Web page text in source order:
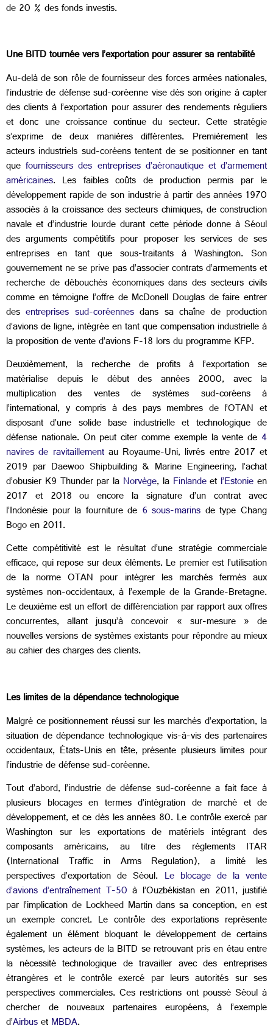
de 20 % des fonds investis.
Une BITD tournée vers l’exportation pour assurer sa rentabilité
Au-delà de son rôle de fournisseur des forces armées nationales,
l’industrie de défense sud-coréenne vise dès son origine à capter
des clients à l’exportation pour assurer des rendements réguliers
et donc une croissance continue du secteur. Cette stratégie
s’exprime de deux manières différentes. Premièrement les
acteurs industriels sud-coréens tentent de se positionner en tant
quefournisseurs des entreprises d’aéronautique et d’armement
américaines. Les faibles coûts de production permis par le
développement rapide de son industrie à partir des années 1970
associés à la croissance des secteurs chimiques, de construction
navale et d’industrie lourde durant cette période donne à Séoul
des arguments compétitifs pour proposer les services de ses
entreprises en tant que sous-traitants à Washington. Son
gouvernement ne se prive pas d’associer contrats d’armements et
recherche de débouchés économiques dans des secteurs civils
comme en témoigne l’offre de McDonell Douglas de faire entrer
desentreprises sud-coréennesdans sa chaîne de production
d’avions de ligne, intégrée en tant que compensation industrielle à
la proposition de vente d’avions F-18 lors du programme KFP.
Deuxièmement, la recherche de profits à l’exportation se
matérialise depuis le début des années 2000, avec la
multiplication des ventes de systèmes sud-coréens à
l’international, y compris à des pays membres de l’OTAN et
disposant d’une solide base industrielle et technologique de
défense nationale. On peut citer comme exemple la vente de 4
navires de ravitaillementau Royaume-Uni, livrés entre 2017 et
2019 par Daewoo Shipbuilding & Marine Engineering, l’achat
d’obusier K9 Thunder par la Norvège, la Finlandeet l’Estonieen
2017 et 2018 ou encore la signature d’un contrat avec
l’Indonésie pour la fourniture de 6 sous-marins de type Chang
Bogo en 2011.
Cette compétitivité est le résultat d’une stratégie commerciale
efficace, qui repose sur deux éléments. Le premier est l’utilisation
de la norme OTAN pour intégrer les marchés fermés aux
systèmes non-occidentaux, à l’exemple de la Grande-Bretagne.
Le deuxième est un effort de différenciation par rapport aux offres
concurrentes, allant jusqu’à concevoir « sur-mesure » de
nouvelles versions de systèmes existants pour répondre au mieux
au cahier des charges des clients.
Les limites de la dépendance technologique
Malgré ce positionnement réussi sur les marchés d’exportation, la
situation de dépendance technologique vis-à-vis des partenaires
occidentaux, États-Unis en tête, présente plusieurs limites pour
l’industrie de défense sud-coréenne.
Tout d’abord, l’industrie de défense sud-coréenne a fait face à
plusieurs blocages en termes d’intégration de marché et de
développement, et ce dès les années 80. Le contrôle exercé par
Washington sur les exportations de matériels intégrant des
composants américains, au titre des règlements ITAR
(International Traffic in Arms Regulation), a limité les
perspectives d’exportation de Séoul. Le blocage de la vente
d’avions d’entraînement T-50 à l’Ouzbékistan en 2011, justifié
par l’implication de Lockheed Martin dans sa conception, en est
un exemple concret. Le contrôle des exportations représente
également un élément bloquant le développement de certains
systèmes, les acteurs de la BITD se retrouvant pris en étau entre
la nécessité technologique de travailler avec des entreprises
étrangères et le contrôle exercé par leurs autorités sur ses
perspectives commerciales. Ces restrictions ont poussé Séoul à
chercher de nouveaux partenaires européens, à l’exemple
d’AirbusetMBDA.